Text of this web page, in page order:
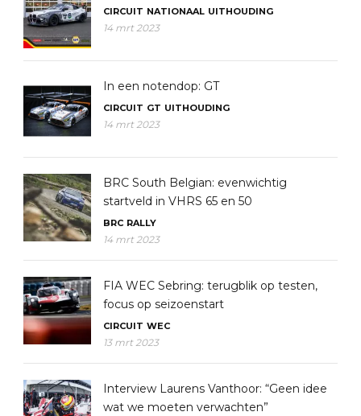
CIRCUIT NATIONAAL UITHOUDING
14 mrt 2023
In een notendop: GT
CIRCUIT GT UITHOUDING
14 mrt 2023
BRC South Belgian: evenwichtig
startveld in VHRS 65 en 50
BRC RALLY
14 mrt 2023
FIA WEC Sebring: terugblik op testen,
focus op seizoenstart
CIRCUIT WEC
13 mrt 2023
Interview Laurens Vanthoor: “Geen idee
wat we moeten verwachten”